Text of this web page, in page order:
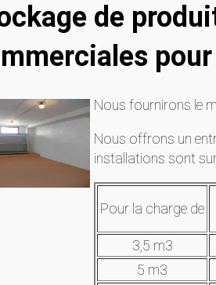
de
Nous fournirons le
Nous offrons un
installations sont
Pour la charge de
3,5 m3
5 m3